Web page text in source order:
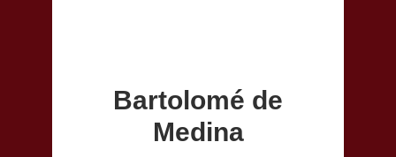
Bartolomé de
Medina